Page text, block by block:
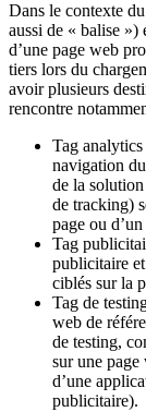
Dans le contexte
aussi de « balise »)
d’une page web
tiers lors du
avoir plusieurs
rencontre
Tag analytics
navigation
de la
de tracking)
page ou d’un
Tag
publicitaire
ciblés sur la
Tag de
web de
de testing,
sur une page
d’une
publicitaire).